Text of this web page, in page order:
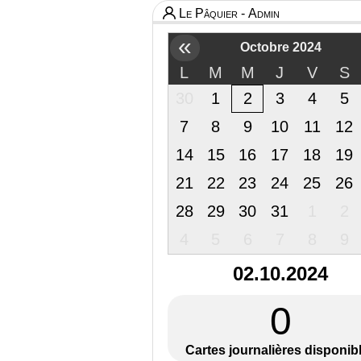
Le Pâquier - Admin
« Octobre 2024
L M M J V
S
1 2 3 4
5
7
8 9 10 11
12
14
15 16 17 18
19
21
22 23 24 25
26
28
29 30 31
02.10.2024
0
Cartes journalières